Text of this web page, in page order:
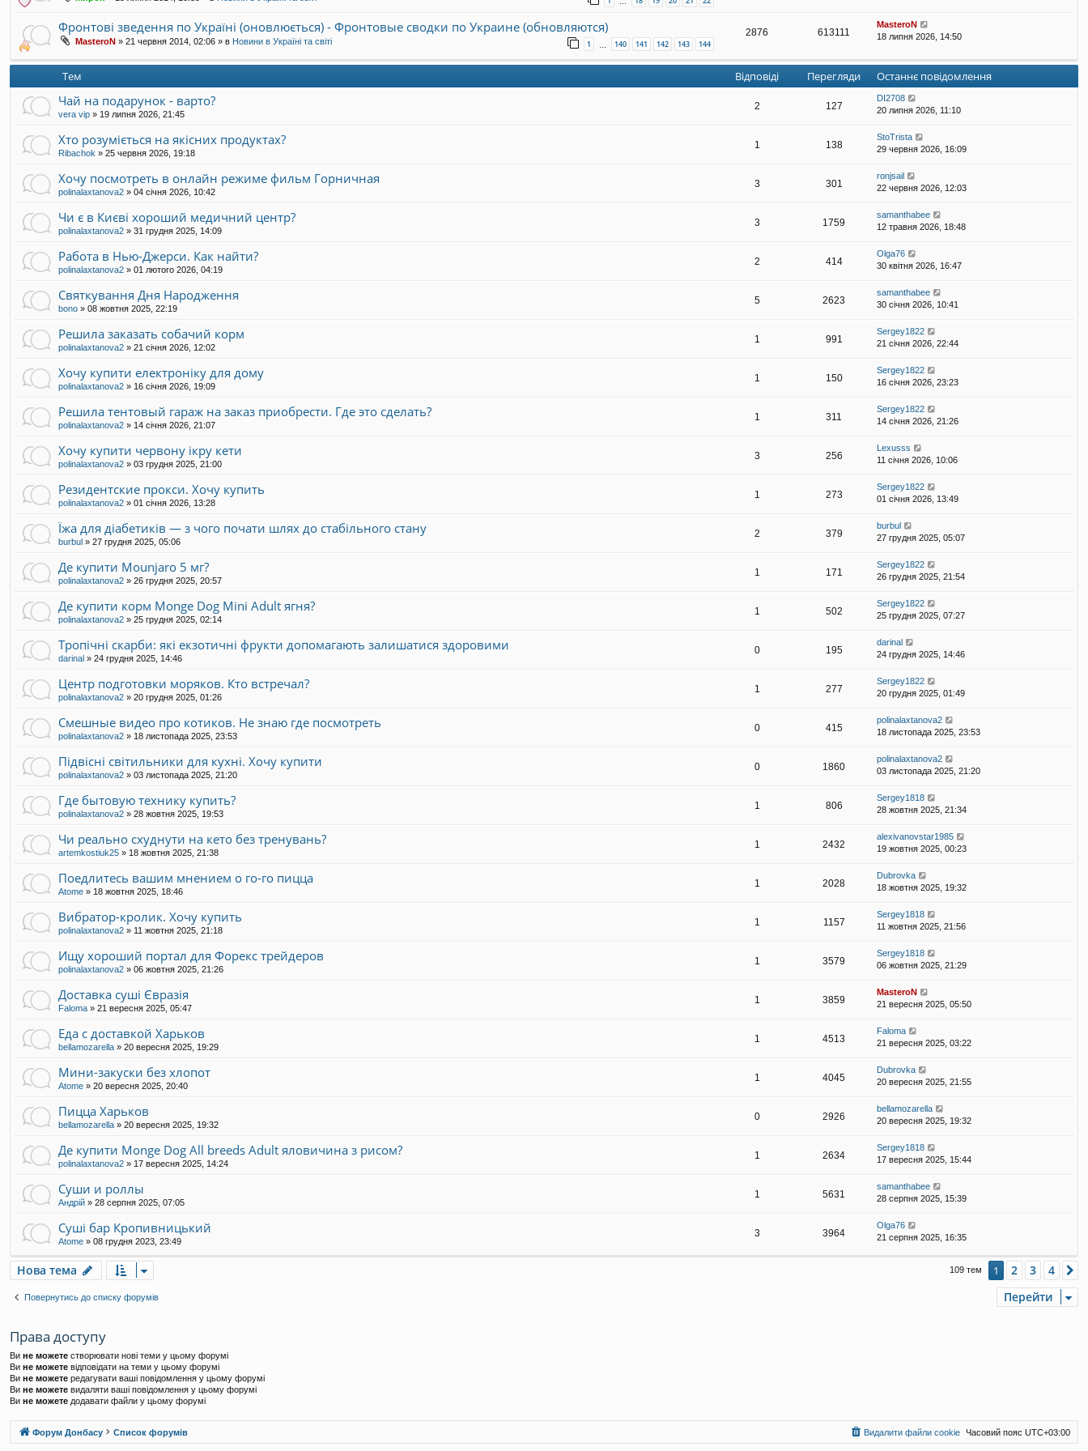
…
Фронтові зведення по Україні (оновлюється) - Фронтовые сводки по Украине (обновляются)
MasteroN » 21 червня 2014, 02:06 » в Новини в Україні та світі 1 … 140 141 142 143 144
2876 613111
MasteroN
18 липня 2026, 14:50
Тем Відповіді Перегляди Останнє повідомлення
Чай на подарунок - варто?
vera vip » 19 липня 2026, 21:45
2 127
DI2708
20 липня 2026, 11:10
Хто розуміється на якісних продуктах?
Ribachok » 25 червня 2026, 19:18
1 138
StoTrista
29 червня 2026, 16:09
Хочу посмотреть в онлайн режиме фильм Горничная
polinalaxtanova2 » 04 січня 2026, 10:42
3 301
ronjsail
22 червня 2026, 12:03
Чи є в Києві хороший медичний центр?
polinalaxtanova2 » 31 грудня 2025, 14:09
3 1759
samanthabee
12 травня 2026, 18:48
Работа в Нью-Джерси. Как найти?
polinalaxtanova2 » 01 лютого 2026, 04:19
2 414
Olga76
30 квітня 2026, 16:47
Святкування Дня Народження
bono » 08 жовтня 2025, 22:19
5 2623
samanthabee
30 січня 2026, 10:41
Решила заказать собачий корм
polinalaxtanova2 » 21 січня 2026, 12:02
1 991
Sergey1822
21 січня 2026, 22:44
Хочу купити електроніку для дому
polinalaxtanova2 » 16 січня 2026, 19:09
1 150
Sergey1822
16 січня 2026, 23:23
Решила тентовый гараж на заказ приобрести. Где это сделать?
polinalaxtanova2 » 14 січня 2026, 21:07
1 311
Sergey1822
14 січня 2026, 21:26
Хочу купити червону ікру кети
polinalaxtanova2 » 03 грудня 2025, 21:00
3 256
Lexusss
11 січня 2026, 10:06
Резидентские прокси. Хочу купить
polinalaxtanova2 » 01 січня 2026, 13:28
1 273
Sergey1822
01 січня 2026, 13:49
Їжа для діабетиків — з чого почати шлях до стабільного стану
burbul » 27 грудня 2025, 05:06
2 379
burbul
27 грудня 2025, 05:07
Де купити Mounjaro 5 мг?
polinalaxtanova2 » 26 грудня 2025, 20:57
1 171
Sergey1822
26 грудня 2025, 21:54
Де купити корм Monge Dog Mini Adult ягня?
polinalaxtanova2 » 25 грудня 2025, 02:14
1 502
Sergey1822
25 грудня 2025, 07:27
Тропічні скарби: які екзотичні фрукти допомагають залишатися здоровими
darinal » 24 грудня 2025, 14:46
0 195
darinal
24 грудня 2025, 14:46
Центр подготовки моряков. Кто встречал?
polinalaxtanova2 » 20 грудня 2025, 01:26
1 277
Sergey1822
20 грудня 2025, 01:49
Смешные видео про котиков. Не знаю где посмотреть
polinalaxtanova2 » 18 листопада 2025, 23:53
0 415
polinalaxtanova2
18 листопада 2025, 23:53
Підвісні світильники для кухні. Хочу купити
polinalaxtanova2 » 03 листопада 2025, 21:20
0 1860
polinalaxtanova2
03 листопада 2025, 21:20
Где бытовую технику купить?
polinalaxtanova2 » 28 жовтня 2025, 19:53
1 806
Sergey1818
28 жовтня 2025, 21:34
Чи реально схуднути на кето без тренувань?
artemkostiuk25 » 18 жовтня 2025, 21:38
1 2432
alexivanovstar1985
19 жовтня 2025, 00:23
Поедлитесь вашим мнением о го-го пицца
Atome » 18 жовтня 2025, 18:46
1 2028
Dubrovka
18 жовтня 2025, 19:32
Вибратор-кролик. Хочу купить
polinalaxtanova2 » 11 жовтня 2025, 21:18
1 1157
Sergey1818
11 жовтня 2025, 21:56
Ищу хороший портал для Форекс трейдеров
polinalaxtanova2 » 06 жовтня 2025, 21:26
1 3579
Sergey1818
06 жовтня 2025, 21:29
Доставка суші Євразія
Faloma » 21 вересня 2025, 05:47
1 3859
MasteroN
21 вересня 2025, 05:50
Еда с доставкой Харьков
bellamozarella » 20 вересня 2025, 19:29
1 4513
Faloma
21 вересня 2025, 03:22
Мини-закуски без хлопот
Atome » 20 вересня 2025, 20:40
1 4045
Dubrovka
20 вересня 2025, 21:55
Пицца Харьков
bellamozarella » 20 вересня 2025, 19:32
0 2926
bellamozarella
20 вересня 2025, 19:32
Де купити Monge Dog All breeds Adult яловичина з рисом?
polinalaxtanova2 » 17 вересня 2025, 14:24
1 2634
Sergey1818
17 вересня 2025, 15:44
Суши и роллы
Андрій » 28 серпня 2025, 07:05
1 5631
samanthabee
28 серпня 2025, 15:39
Суші бар Кропивницький
Atome » 08 грудня 2023, 23:49
3 3964
Olga76
21 серпня 2025, 16:35
Нова тема 109 тем 1 2 3 4
Повернутись до списку форумів Перейти
Права доступу
Ви не можете створювати нові теми у цьому форумі
Ви не можете відповідати на теми у цьому форумі
Ви не можете редагувати ваші повідомлення у цьому форумі
Ви не можете видаляти ваші повідомлення у цьому форумі
Ви не можете додавати файли у цьому форумі
Форум Донбасу Список форумів Часовий пояс UTC+03:00
Видалити файли cookie